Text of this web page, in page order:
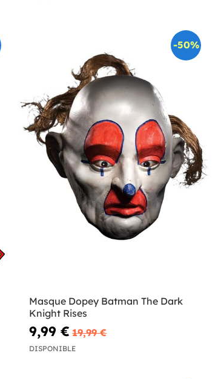
-50%
Masque Dopey Batman The Dark
Knight Rises
9,99 € 19,99 €
DISPONIBLE